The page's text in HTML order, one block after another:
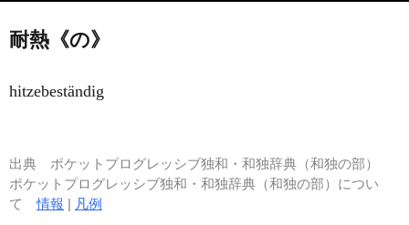
耐熱《の》
hitzebeständig
出典 ポケットプログレッシブ独和・和独辞典（和独の部）
ポケットプログレッシブ独和・和独辞典（和独の部）につい
て情報 | 凡例